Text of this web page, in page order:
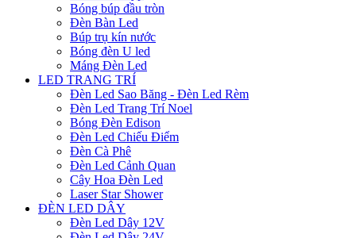
Bóng búp đầu tròn
Đèn Bàn Led
Búp trụ kín nước
Bóng đèn U led
Máng Đèn Led
LED TRANG TRÍ
Đèn Led Sao Băng - Đèn Led Rèm
Đèn Led Trang Trí Noel
Bóng Đèn Edison
Đèn Led Chiếu Điểm
Đèn Cà Phê
Đèn Led Cảnh Quan
Cây Hoa Đèn Led
Laser Star Shower
ĐÈN LED DÂY
Đèn Led Dây 12V